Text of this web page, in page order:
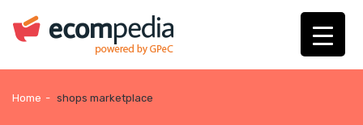
Home - shops marketplace